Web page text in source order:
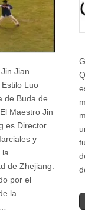
Jian
Luo
de Buda de
Maestro Jin
es Director
y
la
de Zhejiang.
por el
la